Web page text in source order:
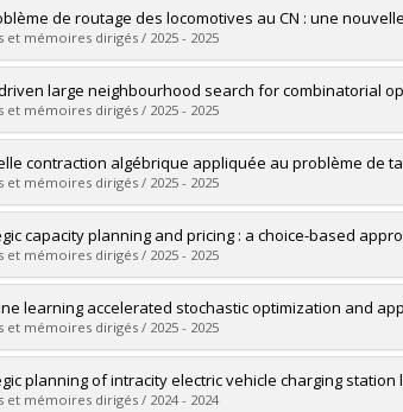
de routage des locomotives au CN : une
et mémoires dirigés / 2025 - 2025
: Hajjar, Béatrice
Master's
:M. Sc.
le document dans Papyrus
large neighbourhood search for combinatorial
et mémoires dirigés / 2025 - 2025
:Robinson La Rocca, Charly
Doctoral
:Ph. D.
le document dans Papyrus
contraction algébrique appliquée au problème de
et mémoires dirigés / 2025 - 2025
:Hébert-Doutreloux, Julien
Master's
:M. Sc.
le document dans Papyrus
capacity planning and pricing : a choice-based
et mémoires dirigés / 2025 - 2025
:Pinzon Ulloa, David Leonardo
Doctoral
:Ph. D.
le document dans Papyrus
learning accelerated stochastic optimization and
et mémoires dirigés / 2025 - 2025
:Larsen, Eric
Doctoral
planning of intracity electric vehicle charging
et mémoires dirigés / 2024 - 2024